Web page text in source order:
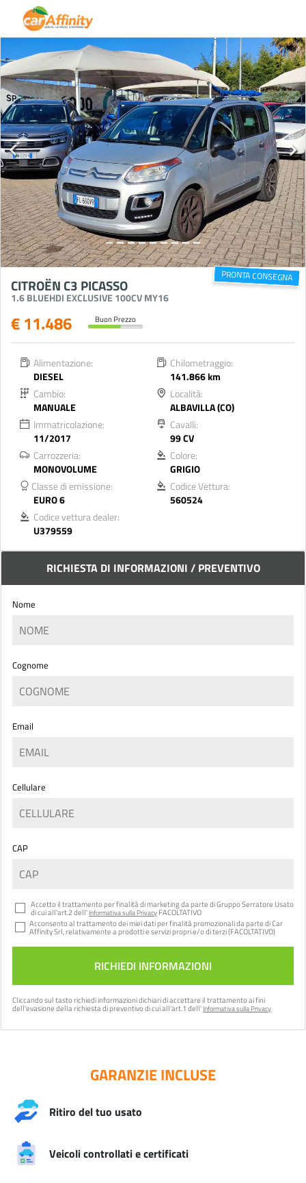
PRONTA CONSEGNA
CITROËN C3 PICASSO
1.6 BLUEHDI EXCLUSIVE 100CV MY16
€ 11.486 Buon Prezzo
Alimentazione:
DIESEL
Chilometraggio:
141.866 km
Cambio:
MANUALE
Località:
ALBAVILLA (CO)
Immatricolazione:
11/2017
Cavalli:
99 CV
Carrozzeria:
MONOVOLUME
Colore:
GRIGIO
Classe di emissione:
EURO 6
Codice Vettura:
560524
Codice vettura dealer:
U379559
RICHIESTA DI INFORMAZIONI / PREVENTIVO
Nome
Cognome
Email
Cellulare
CAP
Accetto il trattamento per finalità di marketing da parte di Gruppo Serratore Usato
di cui all'art.2 dell' Informativa sulla Privacy FACOLTATIVO
Acconsento al trattamento dei miei dati per finalità promozionali da parte di Car
Affinity Srl, relativamente a prodotti e servizi propri e/o di terzi (FACOLTATIVO)
Cliccando sul tastorichiedi informazionidichiari di accettare il trattamento ai fini
dell'evasione della richiesta di preventivo di cui all'art.1 dell' Informativa sulla Privacy
GARANZIE INCLUSE
Ritiro del tuo usato
Veicoli controllati e certificati